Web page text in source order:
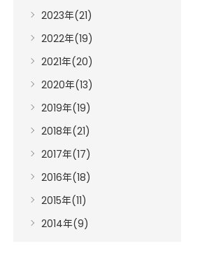
2023年(21)
2022年(19)
2021年(20)
2020年(13)
2019年(19)
2018年(21)
2017年(17)
2016年(18)
2015年(11)
2014年(9)